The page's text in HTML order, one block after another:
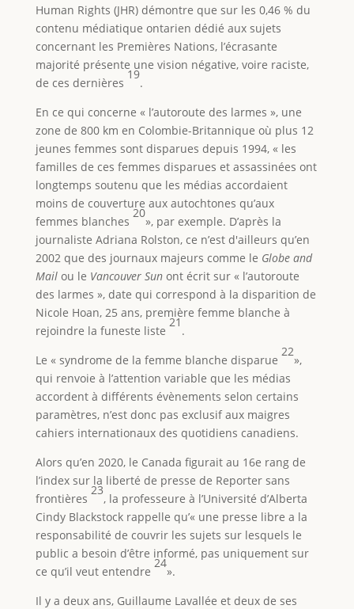
Human Rights (JHR) démontre que sur les 0,46 % du
contenu médiatique ontarien dédié aux sujets
concernant les Premières Nations, l’écrasante
majorité présente une vision négative, voire raciste,
de ces dernières
19
.
En ce qui concerne « l’autoroute des larmes », une
zone de 800 km en Colombie-Britannique où plus 12
jeunes femmes sont disparues depuis 1994, « les
familles de ces femmes disparues et assassinées ont
longtemps soutenu que les médias accordaient
moins de couverture aux autochtones qu’aux
femmes blanches
20
», par exemple. D’après la
journaliste Adriana Rolston, ce n’est d'ailleurs qu’en
2002 que des journaux majeurs comme le Globe and
Mailou le Vancouver Sunont écrit sur « l’autoroute
des larmes », date qui correspond à la disparition de
Nicole Hoan, 25 ans, première femme blanche à
rejoindre la funeste liste
21
.
Le « syndrome de la femme blanche disparue
22
»,
qui renvoie à l’attention variable que les médias
accordent à différents évènements selon certains
paramètres, n’est donc pas exclusif aux maigres
cahiers internationaux des quotidiens canadiens.
Alors qu’en 2020, le Canada figurait au 16e rang de
l’index sur la liberté de presse de Reporter sans
frontières
23
, la professeure à l’Université d’Alberta
Cindy Blackstock rappelle qu’« une presse libre a la
responsabilité de couvrir les sujets sur lesquels le
public a besoin d’être informé, pas uniquement sur
ce qu’il veut entendre
24
».
Il y a deux ans, Guillaume Lavallée et deux de ses